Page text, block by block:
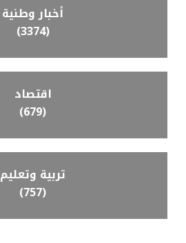
أخبار وطنية
(3374)
اقتصاد
(679)
تربية وتعليم
(757)